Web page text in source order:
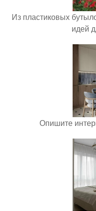
Из пластиковых
идей
Опишите